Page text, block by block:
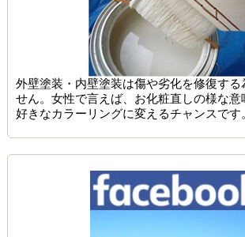
外壁塗装・内壁塗装は傷や劣化を修復する
せん。女性で言えば、お化粧直しの様な意
好きなカラーリングに変えるチャンスです